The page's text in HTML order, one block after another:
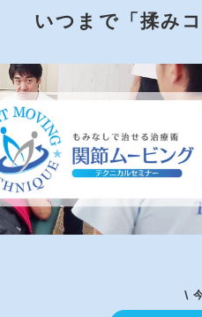
いつまで「揉み
\